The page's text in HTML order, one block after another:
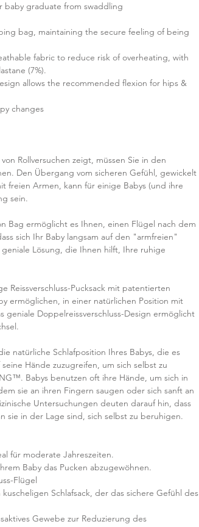
baby graduate from swaddling
bag, maintaining the secure feeling of being
fabric to reduce risk of overheating, with
(7%).
allows the recommended flexion for hips &
changes
Rollversuchen zeigt, müssen Sie in den
Den Übergang vom sicheren Gefühl, gewickelt
freien Armen, kann für einige Babys (und ihre
sein.
Bag ermöglicht es Ihnen, einen Flügel nach dem
sich Ihr Baby langsam auf den "armfreien"
geniale Lösung, die Ihnen hilft, Ihre ruhige
Reissverschluss-Pucksack mit patentierten
ermöglichen, in einer natürlichen Position mit
geniale Doppelreissverschluss-Design ermöglicht
natürliche Schlafposition Ihres Babys, die es
Hände zuzugreifen, um sich selbst zu
Babys benutzen oft ihre Hände, um sich in
sie an ihren Fingern saugen oder sich sanft an
Untersuchungen deuten darauf hin, dass
sie in der Lage sind, sich selbst zu beruhigen.
für moderate Jahreszeiten.
Baby das Pucken abzugewöhnen.
Flügel
Schlafsack, der das sichere Gefühl des
Gewebe zur Reduzierung des